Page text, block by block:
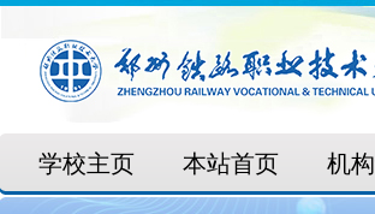
学校主页 本站首页 机